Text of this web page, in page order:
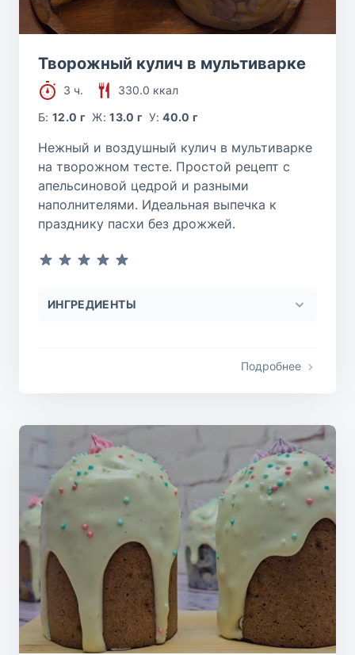
Творожный кулич в мультиварке
3 ч.
330.0 ккал
Б:12.0 г Ж:13.0 г У:40.0 г
Нежный и воздушный кулич в мультиварке
на творожном тесте. Простой рецепт с
апельсиновой цедрой и разными
наполнителями. Идеальная выпечка к
празднику пасхи без дрожжей.
ИНГРЕДИЕНТЫ
Подробнее